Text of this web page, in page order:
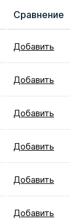
Сравнение
Добавить
Добавить
Добавить
Добавить
Добавить
Добавить